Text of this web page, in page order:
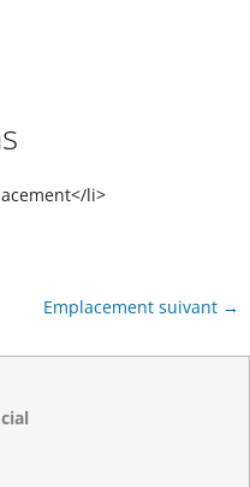
li>
Emplacement suivant →